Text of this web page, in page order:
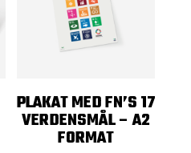
PLAKAT MED FN’S 17
VERDENSMÅL – A2
FORMAT